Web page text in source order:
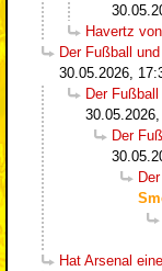
Havertz
Der Fußball
30.05.2026,
Der
Der
Hat Arsenal